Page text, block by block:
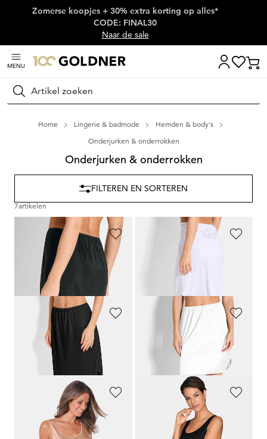
Skip naar hoofdinhoud
Zomerse koopjes + 30% extra korting op alles*
CODE: FINAL30
Naar de sale
MENU
Zoeken
Home Lingerie & badmode
Hemden & body's
Onderjurken & onderrokken
Onderjurken & onderrokken
7artikelen
FILTEREN EN SORTEREN
NINA V. C.
Onderrok in zijdelook
29,95 €
Onderrok voor jurken en rokken
34,95 €
NINA V. C.
Onderrok voor jurken en rokken
34,95 €
Onderrok in zijdelook
29,95 €
Onderjurk van soepele viscose
34,97 €
49,95 €
Onderjurk van soepele viscose
49,95 €